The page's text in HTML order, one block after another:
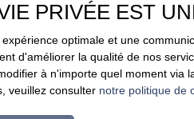
PRIVÉE EST
optimale et une
d'améliorer la qualité de nos
à n'importe quel moment
veuillez consulter notre politique de